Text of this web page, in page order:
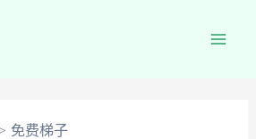
免费梯子